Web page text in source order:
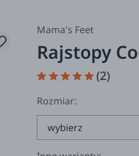
Mama's Feet
Rajstopy
(2)
Rozmiar: